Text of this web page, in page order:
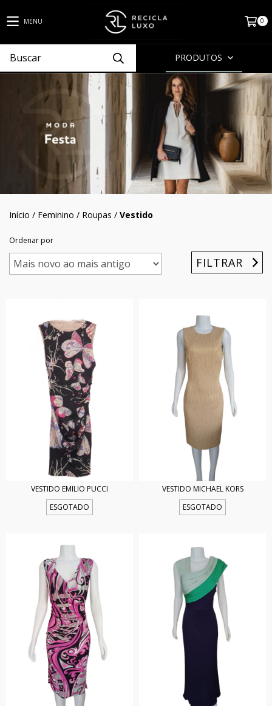
MENU 0
PRODUTOS
Início / Feminino / Roupas / Vestido
Ordenar por
FILTRAR
VESTIDO EMILIO PUCCI
ESGOTADO
VESTIDO MICHAEL KORS
ESGOTADO